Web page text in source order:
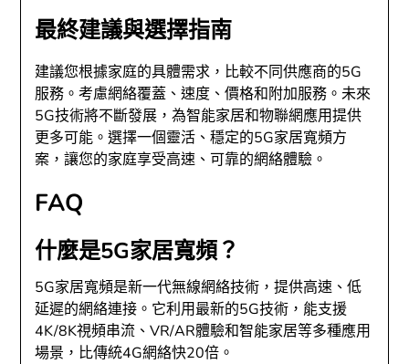
最終建議與選擇指南
建議您根據家庭的具體需求，比較不同供應商的5G
服務。考慮網絡覆蓋、速度、價格和附加服務。未來
5G技術將不斷發展，為智能家居和物聯網應用提供
更多可能。選擇一個靈活、穩定的5G家居寬頻方
案，讓您的家庭享受高速、可靠的網絡體驗。
FAQ
什麼是5G家居寬頻？
5G家居寬頻是新一代無線網絡技術，提供高速、低
延遲的網絡連接。它利用最新的5G技術，能支援
4K/8K視頻串流、VR/AR體驗和智能家居等多種應用
場景，比傳統4G網絡快20倍。